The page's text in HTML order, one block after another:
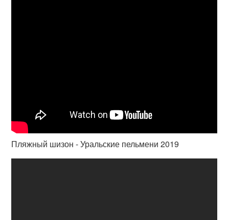
Пляжный шизон - Уральские пельмени 2019